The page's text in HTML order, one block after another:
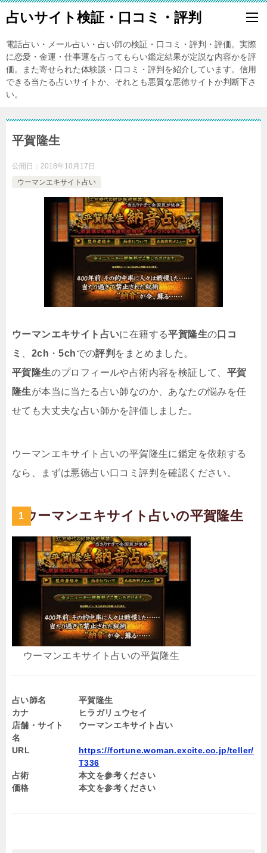
占いサイト検証・口コミ・評判
電話占い・メール占い・占い師の検証・口コミ・評判・評価。実際
に恋愛・金運・仕事運を占ってもらい鑑定結果が定説な内容かを評
価。また寄せられた体験談・口コミ・評判を紹介しています。信用
できる当たる占いサイトか、それとも悪質な悪徳サイトか判断下さ
い。
平賀隆生
公開日： 2018年10月17日
ウーマンエキサイト占い
ウーマンエキサイト占いに在籍する平賀隆生の口コ
ミ
2ch ・5chでの評判 をまとめました。
平賀隆生のプロフィールや占術内容を検証して、 平賀
隆生が本当に当たる占い師なのか、あなたの悩みを任
せても大丈夫な占い師かを評価しました。
ウーマンエキサイト占いの平賀隆生に鑑定を依頼する
なら、まずは悪徳占い口コミ評判を確認ください。
ウーマンエキサイト占いの平賀隆生
ウーマンエキサイト占いの平賀隆生
占い師名
平賀隆生
カナ
ヒラガリュウセイ
店舗・サイト
名
ウーマンエキサイト占い
URL
https://fortune.woman.excite.co.jp/teller/
T336
占術
本文を参考ください
価格
本文を参考ください